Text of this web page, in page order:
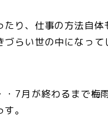
たり、仕事の方法自体
づらい世の中になって
・7月が終わるまで梅
。